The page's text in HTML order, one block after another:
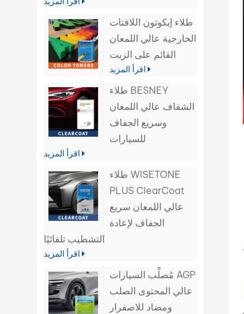
طلاء إيكوتون اللافتات
الخارجية عالي اللمعان
القائم على الزيت
طلاء BESNEY
الشفاف عالي اللمعان
وسريع الجفاف
للسيارات
طلاء WISETONE
PLUS ClearCoat
عالي اللمعان سريع
الجفاف لإعادة
التشطيب تلقائيًا
مُصلِّب السيارات AGP
عالي المحتوى الصلب
ومضاد للاصفرار